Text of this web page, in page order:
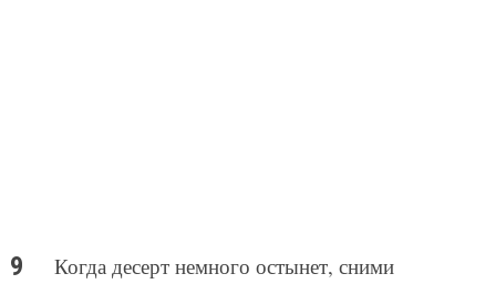
Когда десерт немного остынет, сними